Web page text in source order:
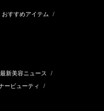
おすすめアイテム /
最新美容ニュース /
ービューティ /